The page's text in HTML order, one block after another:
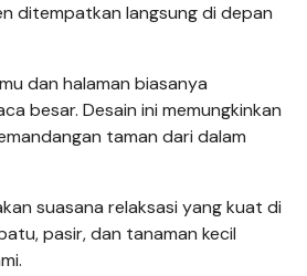
ditempatkan langsung di depan
dan halaman biasanya
besar. Desain ini memungkinkan
taman dari dalam
suasana relaksasi yang kuat di
pasir, dan tanaman kecil